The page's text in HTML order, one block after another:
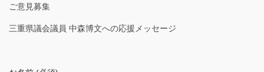
ご意見募集
三重県議会議員 中森博文への応援メッセージ